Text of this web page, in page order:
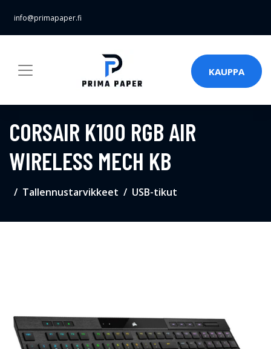
info@primapaper.fi
KAUPPA
CORSAIR K100 RGB AIR
WIRELESS MECH KB
Tallennustarvikkeet USB-tikut